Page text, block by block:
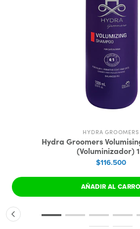
HYDRA GROOMERS
Hydra Groomers
(Voluminizador)
$116.500
AÑADIR AL CARRO